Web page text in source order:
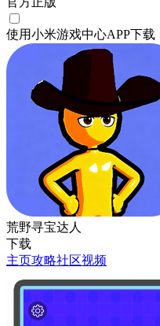
使用小米游戏中心APP下载
荒野寻宝达人
下载
主页攻略社区视频